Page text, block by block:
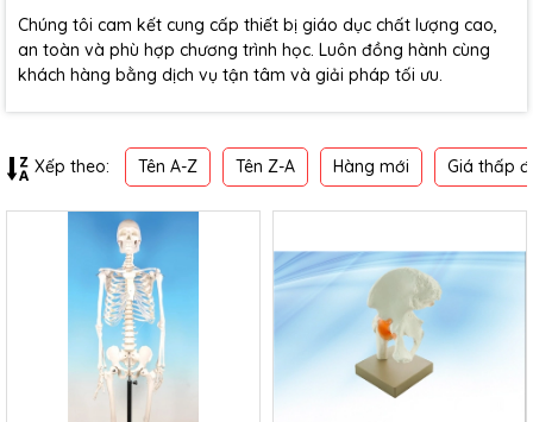
Chúng tôi cam kết cung cấp thiết bị giáo dục chất lượng cao,
an toàn và phù hợp chương trình học. Luôn đồng hành cùng
khách hàng bằng dịch vụ tận tâm và giải pháp tối ưu.
Xếp theo: Tên A-Z Tên Z-A Hàng mới Giá thấp